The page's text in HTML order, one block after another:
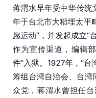
蒋渭水早年受中华传统
年于台北市大稻埋太平
愿运动”，并发起成立“
作为宣传渠道，编辑
件”入狱。1927年，“
筹组台湾自治会、台湾
众党，蒋渭水曾担任